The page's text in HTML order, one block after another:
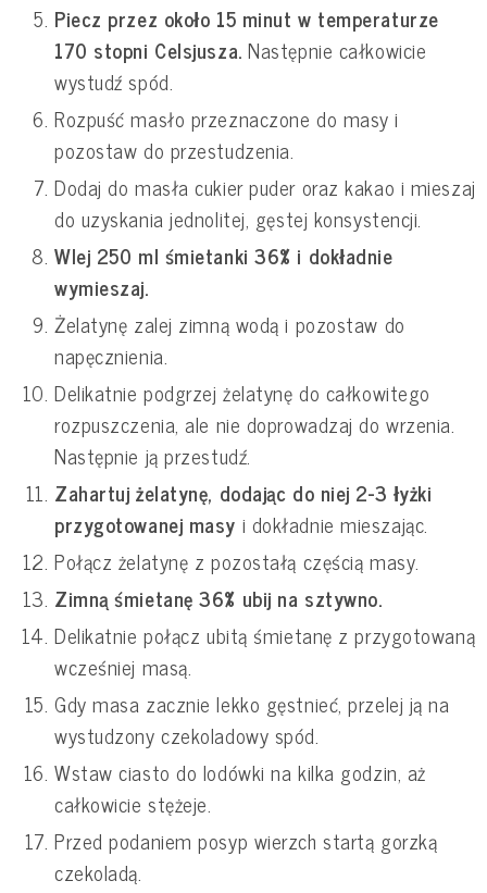
Piecz przez około 15 minut w temperaturze
170 stopni Celsjusza. Następnie całkowicie
wystudź spód.
Rozpuść masło przeznaczone do masy i
pozostaw do przestudzenia.
Dodaj do masła cukier puder oraz kakao i mieszaj
do uzyskania jednolitej, gęstej konsystencji.
Wlej 250 ml śmietanki 36% i dokładnie
wymieszaj.
Żelatynę zalej zimną wodą i pozostaw do
napęcznienia.
Delikatnie podgrzej żelatynę do całkowitego
rozpuszczenia, ale nie doprowadzaj do wrzenia.
Następnie ją przestudź.
Zahartuj żelatynę, dodając do niej 2-3 łyżki
przygotowanej masy i dokładnie mieszając.
Połącz żelatynę z pozostałą częścią masy.
Zimną śmietanę 36% ubij na sztywno.
Delikatnie połącz ubitą śmietanę z przygotowaną
wcześniej masą.
Gdy masa zacznie lekko gęstnieć, przelej ją na
wystudzony czekoladowy spód.
Wstaw ciasto do lodówki na kilka godzin, aż
całkowicie stężeje.
Przed podaniem posyp wierzch startą gorzką
czekoladą.